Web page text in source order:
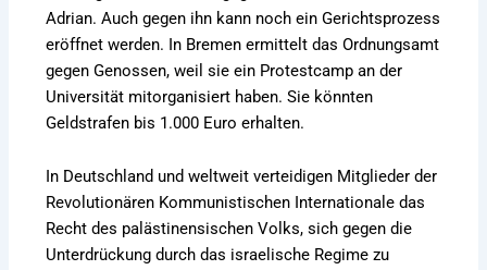
Adrian. Auch gegen ihn kann noch ein Gerichtsprozess
eröffnet werden. In Bremen ermittelt das Ordnungsamt
gegen Genossen, weil sie ein Protestcamp an der
Universität mitorganisiert haben. Sie könnten
Geldstrafen bis 1.000 Euro erhalten.
In Deutschland und weltweit verteidigen Mitglieder der
Revolutionären Kommunistischen Internationale das
Recht des palästinensischen Volks, sich gegen die
Unterdrückung durch das israelische Regime zu